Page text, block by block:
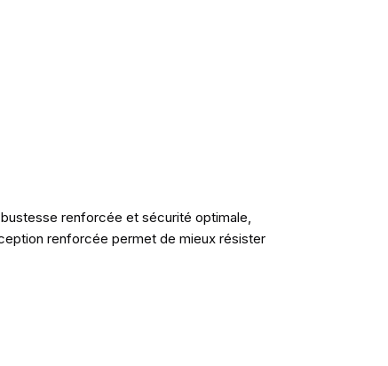
renforcée et sécurité optimale,
renforcée permet de mieux résister